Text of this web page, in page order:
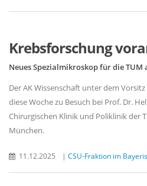
Krebsforschung
Neues Spezialmikroskop für die
Der AK Wissenschaft unter dem
diese Woche zu Besuch bei Prof. Dr.
Chirurgischen Klinik und Poliklinik der
München.
11.12.2025 | CSU-Fraktion im